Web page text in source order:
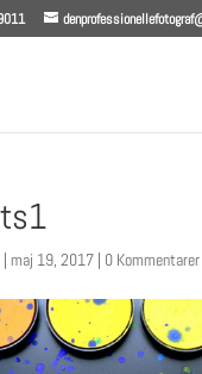
| maj 19, 2017| 0 Kommentarer